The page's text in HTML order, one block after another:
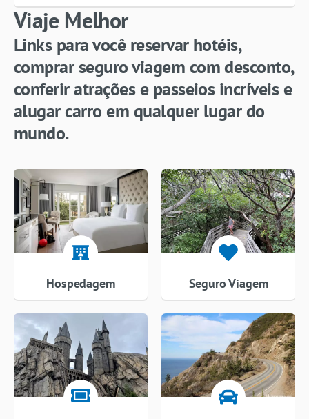
Viaje Melhor
Links para você reservar hotéis,
comprar seguro viagem com desconto,
conferir atrações e passeios incríveis e
alugar carro em qualquer lugar do
mundo.
Hospedagem Seguro Viagem